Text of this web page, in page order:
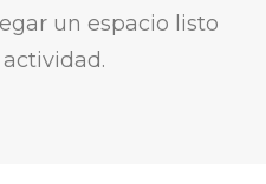
un espacio listo